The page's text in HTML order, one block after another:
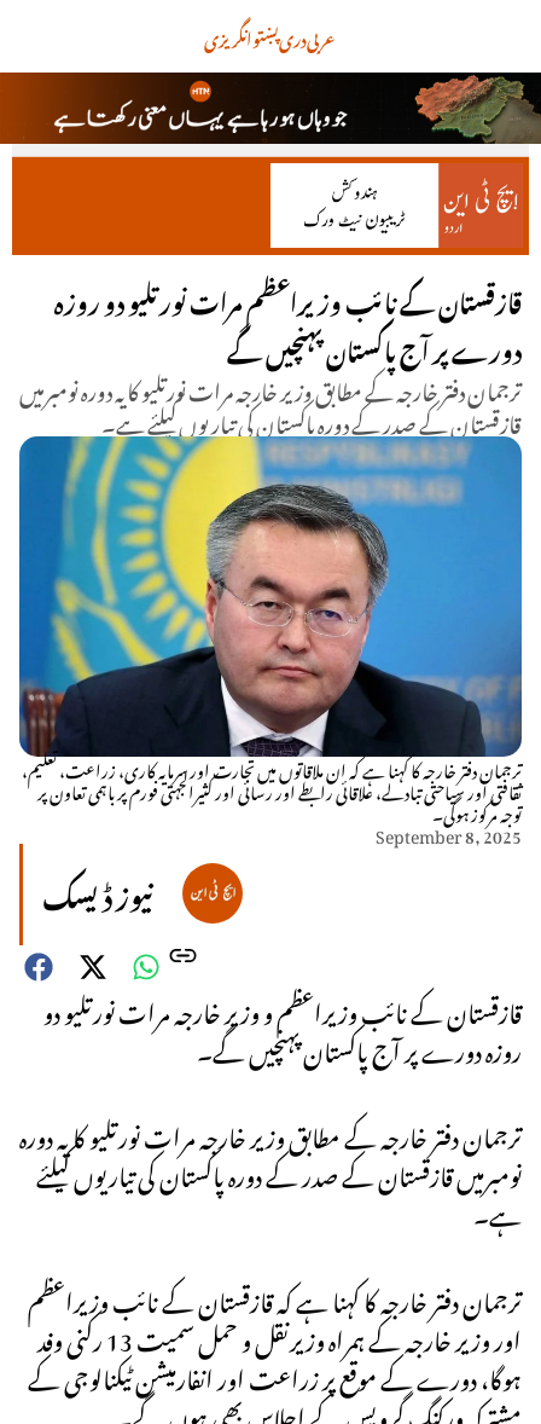
انگریزیپښتودریعربی
قازقستان کے نائب وزیراعظم مرات نورتلیو دو روزہ
دورے پر آج پاکستان پہنچیں گے
ترجمان دفتر خارجہ کے مطابق وزیر خارجہ مرات نورتلیو کا یہ دورہ نومبرمیں
قازقستان کے صدر کے دورہ پاکستان کی تیاریوں کیلئے ہے۔
ترجمان دفتر خارجہ کا کہنا ہے کہ ان ملاقاتوں میں تجارت اور سرمایہ کاری، زراعت، تعلیم،
ثقافتی اور سیاحتی تبادلے، علاقائی رابطے اور رسائی اور کثیرالجہتی فورم پر باہمی تعاون پر
توجہ مرکوز ہوگی۔
September 8, 2025
نیوز ڈیسک
قازقستان کے نائب وزیراعظم و وزیر خارجہ مرات نورتلیو دو
روزہ دورے پر آج پاکستان پہنچیں گے۔
ترجمان دفتر خارجہ کے مطابق وزیر خارجہ مرات نورتلیو کا یہدورہ
نومبرمیں قازقستان کے صدر کے دورہ پاکستان کی تیاریوں کیلئے
ہے۔
ترجمان دفتر خارجہ کا کہنا ہے کہ قازقستان کے نائب وزیراعظم
اور وزیر خارجہ کے ہمراہ وزیرنقل و حمل سمیت 13 رکنی وفد
ہوگا، دورے کے موقع پر زراعت اور انفارمیشن ٹیکنالوجی کے